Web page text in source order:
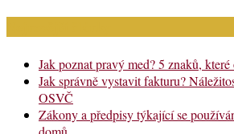
Jak poznat pravý med? 5 znaků,
Jak správně vystavit fakturu?
OSVČ
Zákony a předpisy týkající se